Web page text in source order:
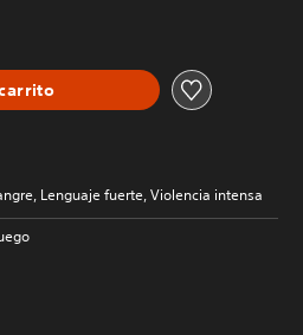
Lenguaje fuerte, Violencia intensa